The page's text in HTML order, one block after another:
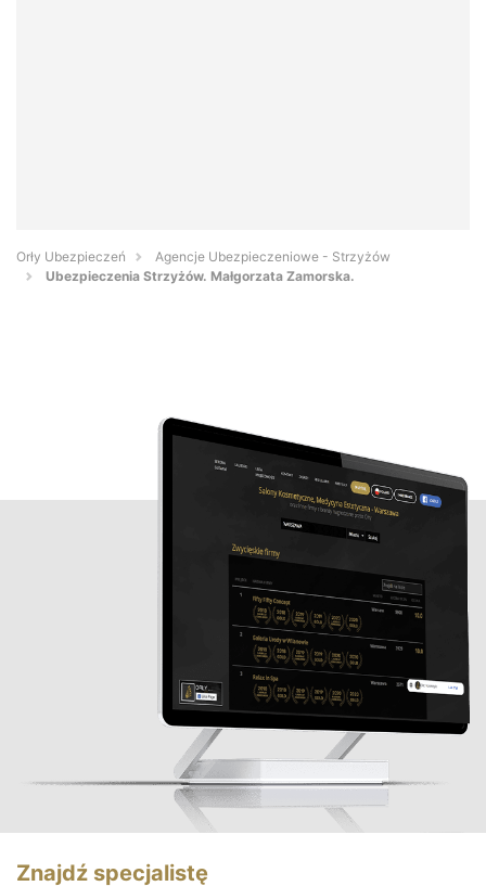
Orły Ubezpieczeń
Agencje Ubezpieczeniowe - Strzyżów
Ubezpieczenia Strzyżów. Małgorzata Zamorska.
Znajdź specjalistę